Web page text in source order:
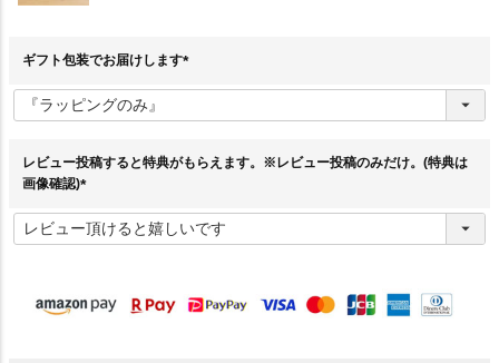
ギフト包装でお届けします
須
レビュー投稿すると特典がもらえます。※レビュー投稿のみだけ。(特典は
画像確認)
必
須